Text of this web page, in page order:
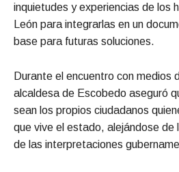
inquietudes y experiencias de los
León para integrarlas en un
base para futuras soluciones.
Durante el encuentro con medios
alcaldesa de Escobedo aseguró
sean los propios ciudadanos
que vive el estado, alejándose de
de las interpretaciones